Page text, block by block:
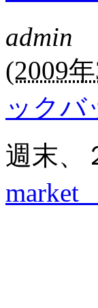
admin
(2009
ックバ
週末、